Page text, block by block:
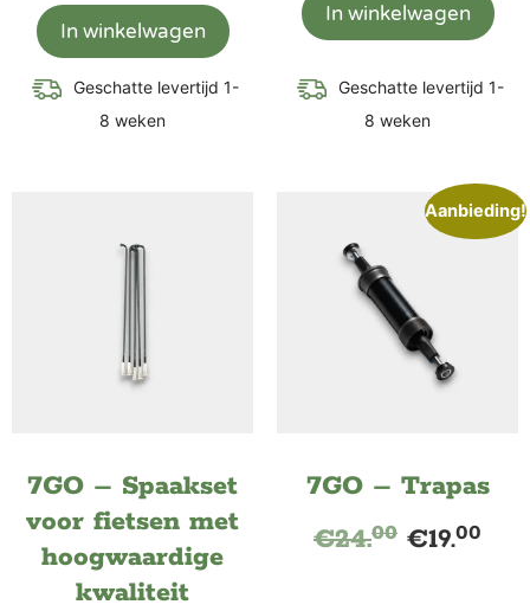
In winkelwagen
Geschatte levertijd 1-
8 weken
In winkelwagen
Geschatte levertijd 1-
8 weken
7GO – Spaakset
voor fietsen met
hoogwaardige
kwaliteit
Aanbieding!
7GO – Trapas
€24.00 €19.00